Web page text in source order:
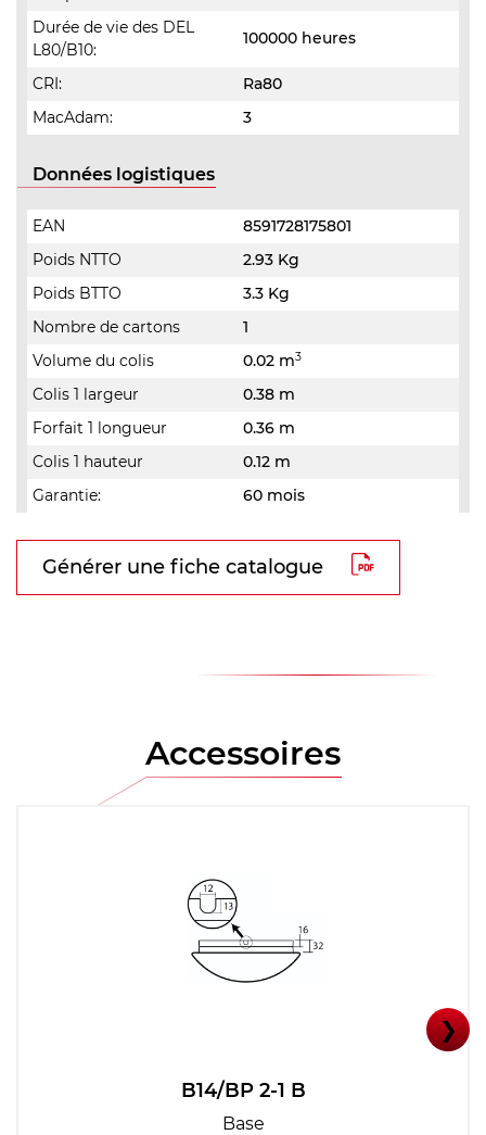
Durée de vie des DEL
L80/B10:
100000 heures
CRI:
Ra80
MacAdam:
3
Données logistiques
EAN
8591728175801
Poids NTTO
2.93 Kg
Poids BTTO
3.3 Kg
Nombre de cartons
1
Volume du colis
0.02 m3
Colis 1 largeur
0.38 m
Forfait 1 longueur
0.36 m
Colis 1 hauteur
0.12 m
Garantie:
60 mois
Générer une fiche catalogue
Accessoires
B14/BP 2-1 B
Base
❯